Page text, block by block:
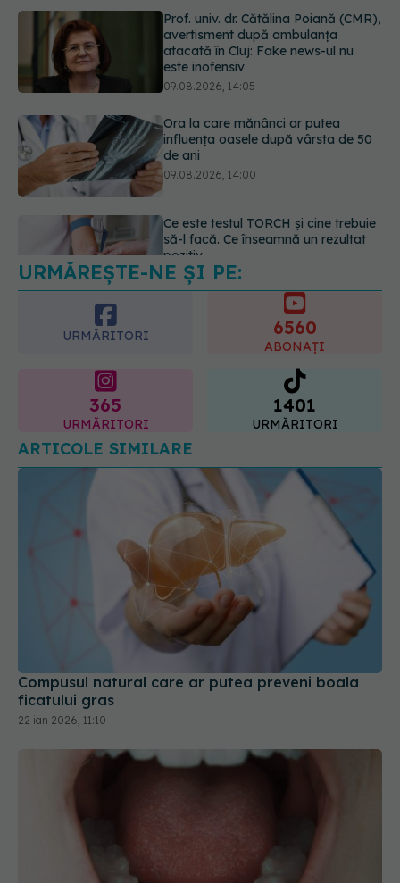
Ora la care mănânci ar putea
influența oasele după vârsta de 50
de ani
09.08.2026, 14:00
Ce este testul TORCH și cine trebuie
să-l facă. Ce înseamnă un rezultat
pozitiv
09.08.2026, 13:00
Adevărul despre diabetul de tip 2:
ce greșeli fac majoritatea oamenilor.
5 mituri demontate de medici
09.08.2026, 15:00
URMĂREȘTE-NE ȘI PE:
URMĂRITORI
ABONAȚI
365
URMĂRITORI
1401
URMĂRITORI
ARTICOLE SIMILARE
Compusul natural care ar putea preveni boala